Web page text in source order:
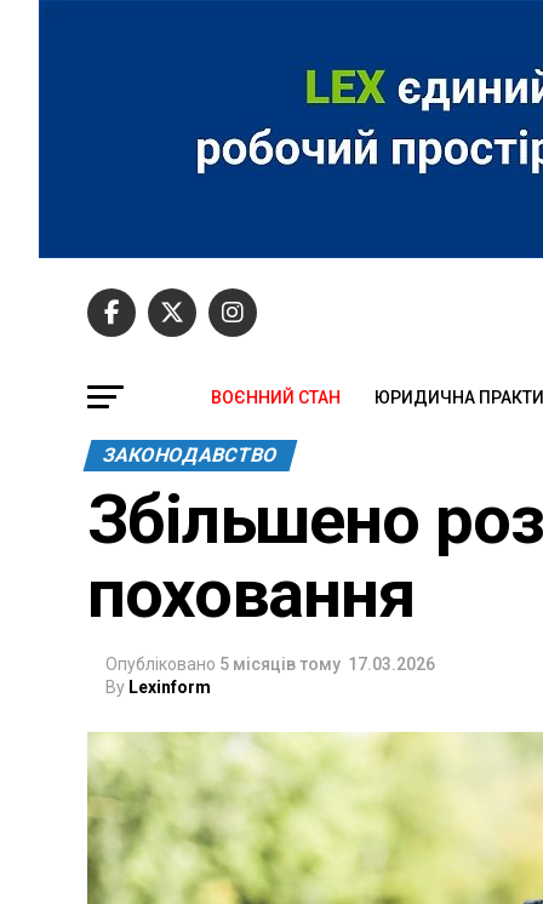
ВОЄННИЙ СТАН ЮРИДИЧНА
ЗАКОНОДАВСТВО
Збільшено
поховання
Опубліковано 5 місяців тому 17.03.2026
By Lexinform